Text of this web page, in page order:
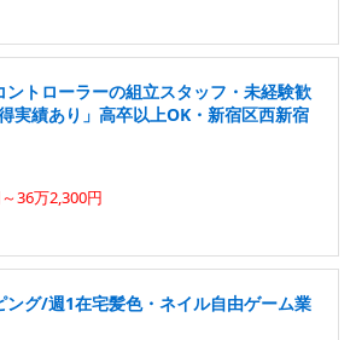
ントローラーの組立スタッフ・未経験歓
実績あり」高卒以上OK・新宿区西新宿
36万2,300円
ング/週1在宅髪色・ネイル自由ゲーム業